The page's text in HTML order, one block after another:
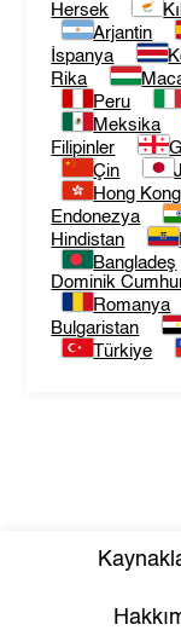
Hersek
Arjantin
İspanya
Rika
Peru
Meksika
Filipinler
Çin
Hong Kong
Endonezya
Hindistan
Bangladeş
Dominik
Romanya
Bulgaristan
Türkiye